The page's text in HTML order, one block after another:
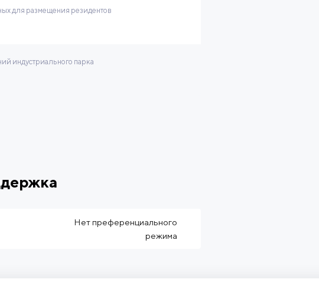
для размещения резидентов
индустриального парка
Нет преференциального
режима